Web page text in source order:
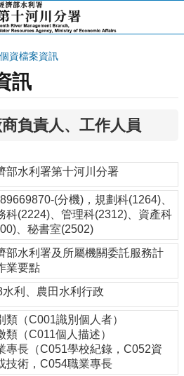
個資檔案資訊
訊
負責人、工作人員
部水利署第十河川分署
(分機)，規劃科(1264)、
科(2224)、管理科(2312)、資產科
、秘書室(2502)
部水利署及所屬機關委託服務計
業要點
水利、農田水利行政
類（C001識別個人者）
類（C011個人描述）
專長（C051學校紀錄，C052資
技術，C054職業專長